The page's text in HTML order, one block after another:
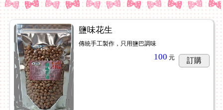
獨家薑味花生糖開賣中
2023年2月橘子口味完畢銷售囉～
鹽味花生
傳統手工製作，只用鹽巴調味
100 元 訂購